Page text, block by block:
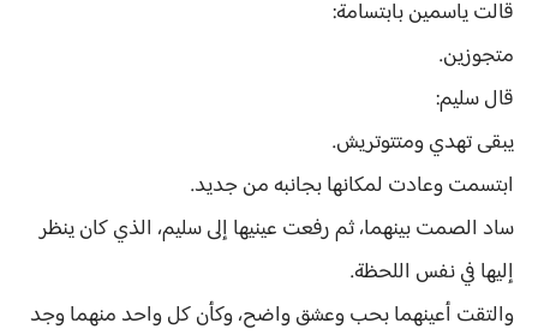
قالت ياسمين بابتسامة:
متجوزين.
قال سليم:
يبقى تهدي ومتتوتريش.
ابتسمت وعادت لمكانها بجانبه من جديد.
ساد الصمت بينهما، ثم رفعت عينيها إلى سليم، الذي كان ينظر
إليها في نفس اللحظة.
والتقت أعينهما بحب وعشق واضح، وكأن كل واحد منهما وجد